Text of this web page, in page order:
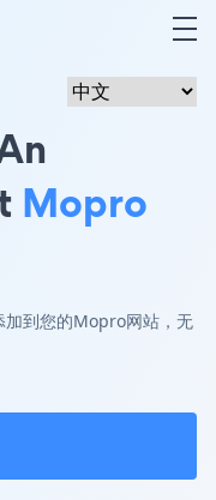
Mopro
到您的Mopro网站，无